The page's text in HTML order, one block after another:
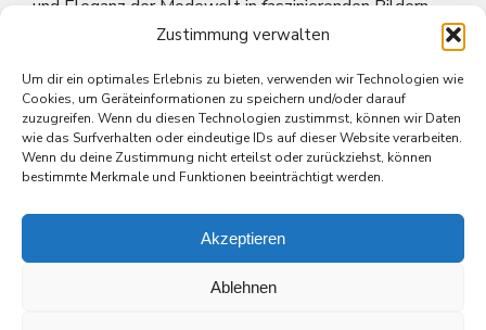
Zustimmung verwalten
Um dir ein optimales Erlebnis zu bieten, verwenden wir Technologien wie
Cookies, um Geräteinformationen zu speichern und/oder darauf
zuzugreifen. Wenn du diesen Technologien zustimmst, können wir Daten
wie das Surfverhalten oder eindeutige IDs auf dieser Website verarbeiten.
Wenn du deine Zustimmung nicht erteilst oder zurückziehst, können
bestimmte Merkmale und Funktionen beeinträchtigt werden.
Akzeptieren
Ablehnen
und Eleganz der Modewelt in faszinierenden Bildern
Fashion Weekly
Seval Hamzic hat auch inFashion Weeklyseine
markante Bildsprache präsentiert, indem er die
Dynamik und den Stil der Modewelt in eindrucksvollen
Aufnahmen eingefangen hat.